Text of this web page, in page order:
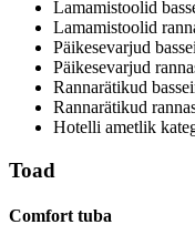
Lamamistoolid
Lamamistoolid
Päikesevarjud
Päikesevarjud
Rannarätikud
Rannarätikud
Hotelli ametlik
Toad
Comfort tuba